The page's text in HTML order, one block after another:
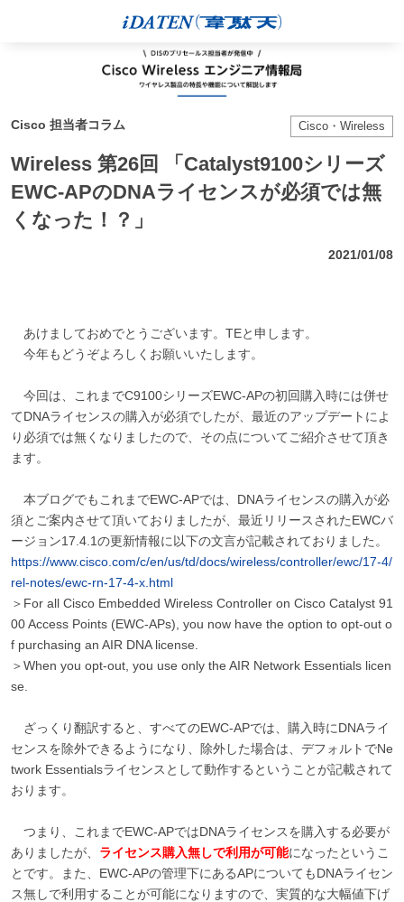
Cisco 担当者コラム Cisco・Wireless
Wireless 第26回 「Catalyst9100シリーズ
EWC-APのDNAライセンスが必須では無
くなった！？」
2021/01/08
あけましておめでとうございます。TEと申します。
今年もどうぞよろしくお願いいたします。
今回は、これまでC9100シリーズEWC-APの初回購入時には併せ
てDNAライセンスの購入が必須でしたが、最近のアップデートによ
り必須では無くなりましたので、その点についてご紹介させて頂き
ます。
本ブログでもこれまでEWC-APでは、DNAライセンスの購入が必
須とご案内させて頂いておりましたが、最近リリースされたEWCバ
ージョン17.4.1の更新情報に以下の文言が記載されておりました。
https://www.cisco.com/c/en/us/td/docs/wireless/controller/ewc/17-4/
rel-notes/ewc-rn-17-4-x.html
＞For all Cisco Embedded Wireless Controller on Cisco Catalyst 91
00 Access Points (EWC-APs), you now have the option to opt-out o
f purchasing an AIR DNA license.
＞When you opt-out, you use only the AIR Network Essentials licen
se.
ざっくり翻訳すると、すべてのEWC-APでは、購入時にDNAライ
センスを除外できるようになり、除外した場合は、デフォルトでNe
twork Essentialsライセンスとして動作するということが記載されて
おります。
つまり、これまでEWC-APではDNAライセンスを購入する必要が
ありましたが、 ライセンス購入無しで利用が可能になったというこ
とです。また、EWC-APの管理下にあるAPについてもDNAライセン
ス無しで利用することが可能になりますので、実質的な大幅値下げ